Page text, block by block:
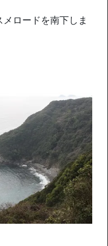
ロードを南下しま